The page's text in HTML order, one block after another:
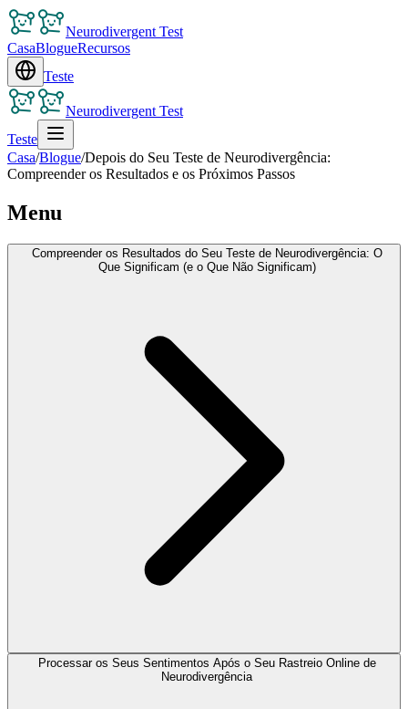
Neurodivergent Test
CasaBlogueRecursos
Teste
Neurodivergent Test
Teste
Casa/Blogue/Depois do Seu Teste de Neurodivergência:
Compreender os Resultados e os Próximos Passos
Menu
Compreender os Resultados do Seu Teste de Neurodivergência: O
Que Significam (e o Que Não Significam)
Processar os Seus Sentimentos Após o Seu Rastreio Online de
Neurodivergência